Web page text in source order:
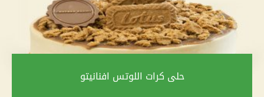
حلى كرات اللوتس افنانيتو‎